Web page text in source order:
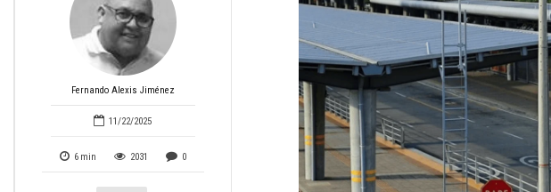
Fernando Alexis Jiménez
11/22/2025
6 min 2031 0